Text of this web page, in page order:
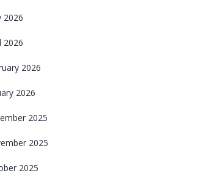
2026
2026
2026
2026
2025
2025
2025